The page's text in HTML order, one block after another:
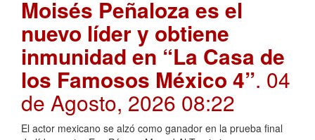
Moisés Peñaloza es el
nuevo líder y obtiene
inmunidad en “La Casa de
los Famosos México 4”. 04
de Agosto, 2026 08:22
El actor mexicano se alzó como ganador en la prueba final